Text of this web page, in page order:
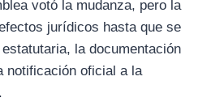
votó la mudanza, pero la
jurídicos hasta que se
la documentación
notificación oficial a la